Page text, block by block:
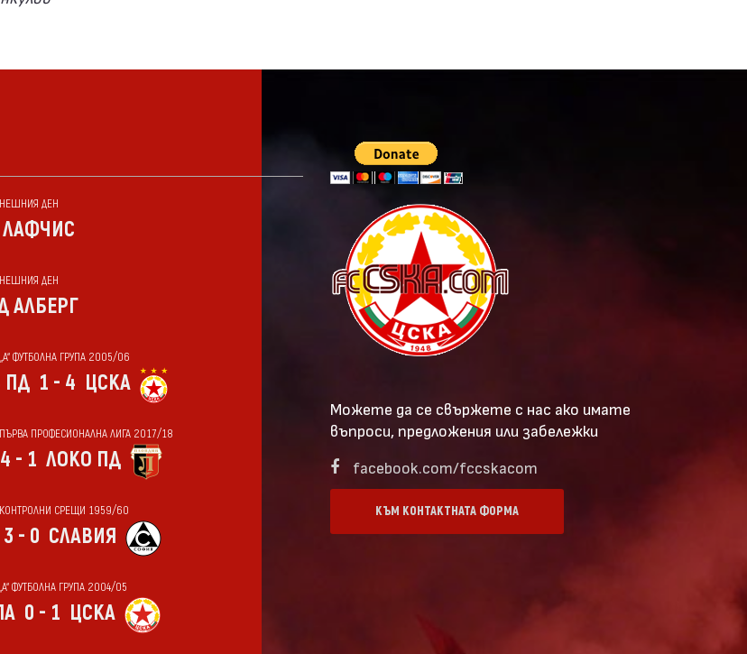
ДЕН
ДЕН
АЛБЕРГ
ФУТБОЛНА ГРУПА 2005/06
ПД 1 - 4 ЦСКА
ПРОФЕСИОНАЛНА ЛИГА 2017/18
4 - 1 ЛОКО ПД
КОНТРОЛНИ СРЕЩИ 1959/60
3 - 0 СЛАВИЯ
ФУТБОЛНА ГРУПА 2004/05
0 - 1 ЦСКА
Можете да се свържете с нас ако имате
въпроси, предложения или забележки
facebook.com/fccskacom
КЪМ КОНТАКТНАТА ФОРМА